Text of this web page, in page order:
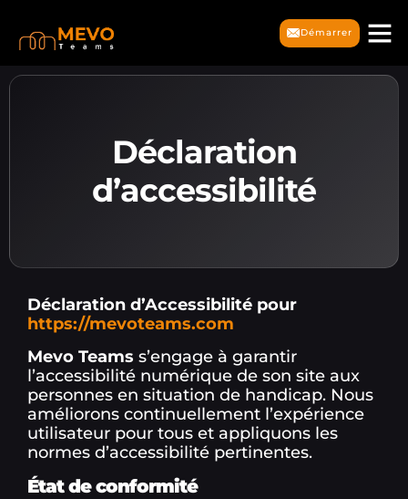
Démarrer
Déclaration
d’accessibilité
Déclaration d’Accessibilité pour
https://mevoteams.com
Mevo Teams s’engage à garantir
l’accessibilité numérique de son site aux
personnes en situation de handicap. Nous
améliorons continuellement l’expérience
utilisateur pour tous et appliquons les
normes d’accessibilité pertinentes.
État de conformité